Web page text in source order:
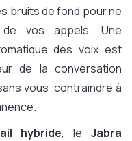
bruits de fond pour ne
vos appels. Une
des voix est
de la conversation
vous contraindre à
hybride, le Jabra